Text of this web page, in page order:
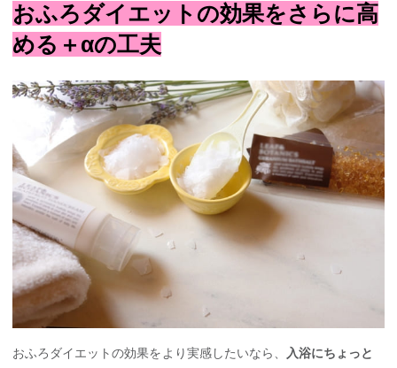
おふろダイエットの効果をさらに高
める＋αの工夫
おふろダイエットの効果をより実感したいなら、
入浴にちょっと